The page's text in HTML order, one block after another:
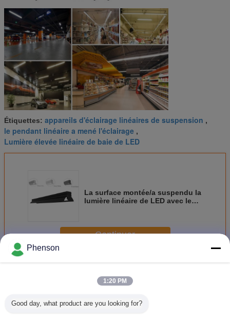
Étiquettes: appareils d'éclairage linéaires de suspension ,
le pendant linéaire a mené l'éclairage ,
Lumière élevée linéaire de baie de LED
La surface montée/a suspendu la
lumière linéaire de LED avec le
Continuer
PlusLumière linéaire menée
Phenson
1:20 PM
Good day, what product are you looking for?